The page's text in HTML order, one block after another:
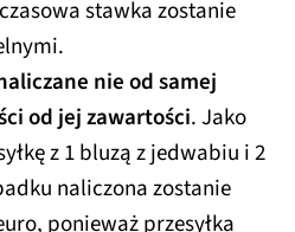
stawka zostanie
nie od samej
od jej zawartości. Jako
z 1 bluzą z jedwabiu i 2
naliczona zostanie
ponieważ przesyłka